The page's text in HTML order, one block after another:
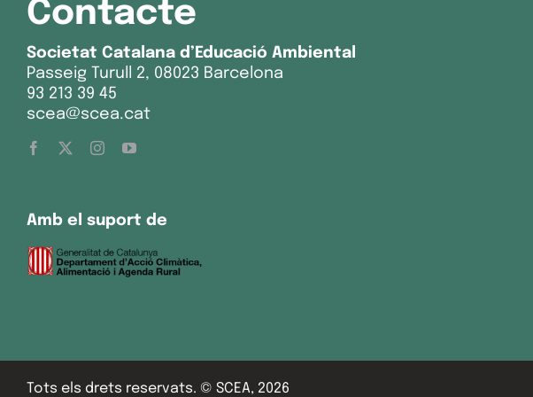
Contacte
Societat Catalana d’Educació Ambiental
Passeig Turull 2, 08023 Barcelona
93 213 39 45
scea@scea.cat
Amb el suport de
Tots els drets reservats. © SCEA, 2026